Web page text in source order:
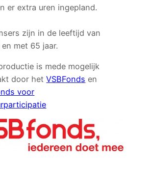
er extra uren ingepland.
zijn in de leeftijd van
met 65 jaar.
is mede mogelijk
door hetVSBFonds en
voor